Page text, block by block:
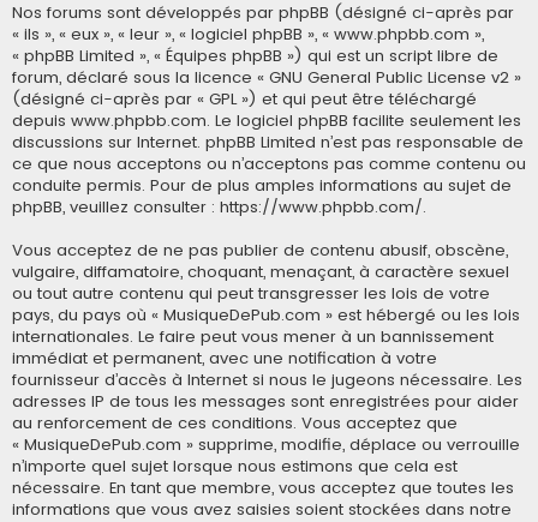
Nos forums sont développés par phpBB (désigné ci-après par
« ils », « eux », « leur », « logiciel phpBB », « www.phpbb.com »,
« phpBB Limited », « Équipes phpBB ») qui est un script libre de
forum, déclaré sous la licence « GNU General Public License v2 »
(désigné ci-après par « GPL ») et qui peut être téléchargé
depuis www.phpbb.com. Le logiciel phpBB facilite seulement les
discussions sur Internet. phpBB Limited n’est pas responsable de
ce que nous acceptons ou n’acceptons pas comme contenu ou
conduite permis. Pour de plus amples informations au sujet de
phpBB, veuillez consulter : https://www.phpbb.com/.
Vous acceptez de ne pas publier de contenu abusif, obscène,
vulgaire, diffamatoire, choquant, menaçant, à caractère sexuel
ou tout autre contenu qui peut transgresser les lois de votre
pays, du pays où « MusiqueDePub.com » est hébergé ou les lois
internationales. Le faire peut vous mener à un bannissement
immédiat et permanent, avec une notification à votre
fournisseur d’accès à Internet si nous le jugeons nécessaire. Les
adresses IP de tous les messages sont enregistrées pour aider
au renforcement de ces conditions. Vous acceptez que
« MusiqueDePub.com » supprime, modifie, déplace ou verrouille
n’importe quel sujet lorsque nous estimons que cela est
nécessaire. En tant que membre, vous acceptez que toutes les
informations que vous avez saisies soient stockées dans notre